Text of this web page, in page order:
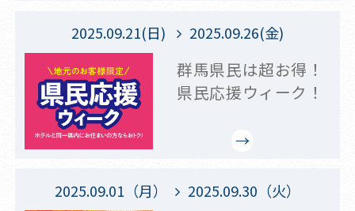
2025.09.21(日) 2025.09.26(金)
群馬県民は超お得！
県民応援ウィーク！
2025.09.01（月） 2025.09.30（火）